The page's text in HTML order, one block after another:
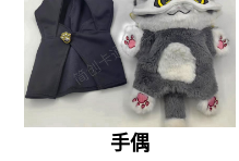
手偶